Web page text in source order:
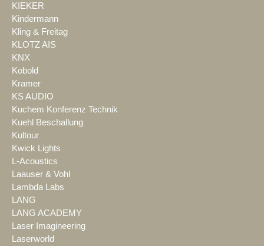
KIEKER
Kindermann
Kling & Freitag
KLOTZ AIS
KNX
Kobold
Kramer
KS AUDIO
Kuchem Konferenz Technik
Kuehl Beschallung
Kultour
Kwick Lights
L-Acoustics
Laauser & Vohl
Lambda Labs
LANG
LANG ACADEMY
Laser Imagineering
Laserworld